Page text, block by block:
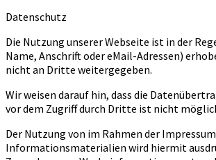
Datenschutz
Die Nutzung unserer Webseite ist in der
Name, Anschrift oder eMail-Adressen)
nicht an Dritte weitergegeben.
Wir weisen darauf hin, dass die
vor dem Zugriff durch Dritte ist nicht
Der Nutzung von im Rahmen der
Informationsmaterialien wird hiermit